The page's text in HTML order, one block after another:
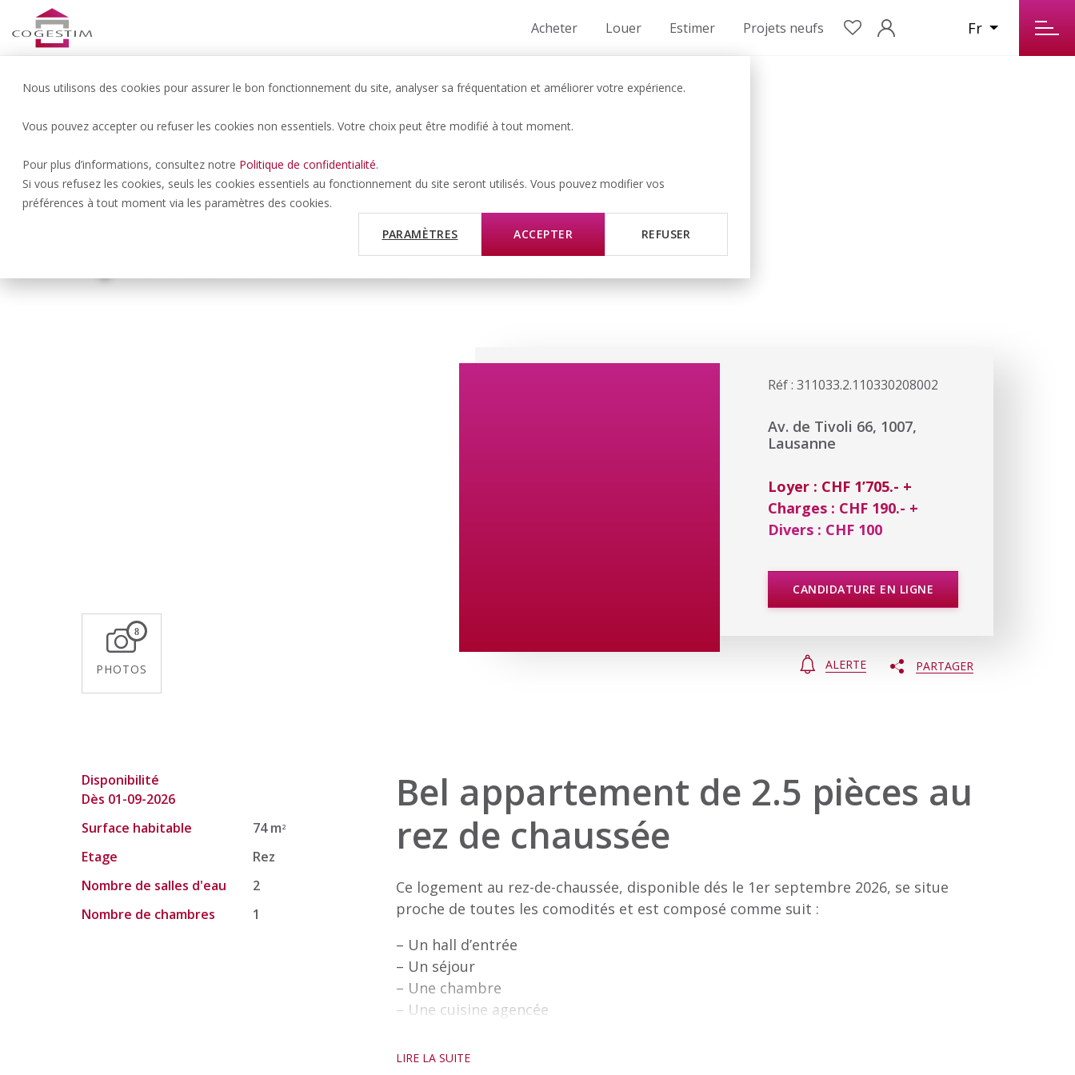
Nous utilisons des cookies pour assurer le bon fonctionnement du site, analyser sa fréquentation et améliorer votre expérience.
Vous pouvez accepter ou refuser les cookies non essentiels. Votre choix peut être modifié à tout moment.
Pour plus d’informations, consultez notre Politique de confidentialité.
Si vous refusez les cookies, seuls les cookies essentiels au fonctionnement du site seront utilisés. Vous pouvez modifier vos
préférences à tout moment via les paramètres des cookies.
PARAMÈTRES ACCEPTER REFUSER
Acheter Louer Estimer Projets neufs Fr
Lausanne | 1’705.- CHF/NET/MOIS
Bel appartement de 2.5
pièces au rez de chaussée
8
PHOTOS
Réf : 311033.2.110330208002
Av. de Tivoli 66, 1007,
Lausanne
Loyer : CHF 1’705.- +
Charges : CHF 190.- +
Divers : CHF 100
CANDIDATURE EN LIGNE
ALERTE PARTAGER
Disponibilité
Dès 01-09-2026
Surface habitable
74 m2
Etage
Rez
Nombre de salles d'eau
2
Nombre de chambres
1
Bel appartement de 2.5 pièces au
rez de chaussée
Ce logement au rez-de-chaussée, disponible dés le 1er septembre 2026, se situe
proche de toutes les comodités et est composé comme suit :
– Un hall d’entrée
– Un séjour
– Une chambre
– Une cuisine agencée
– Un WC séparé
LIRE LA SUITE